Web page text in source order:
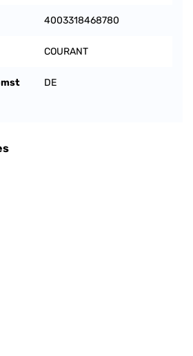
4003318468780
COURANT
DE